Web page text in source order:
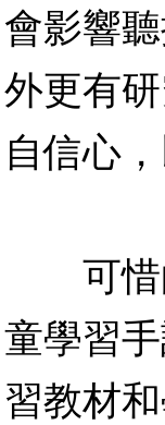
會影響
外更有
自信心
可惜的
童學習
習教材